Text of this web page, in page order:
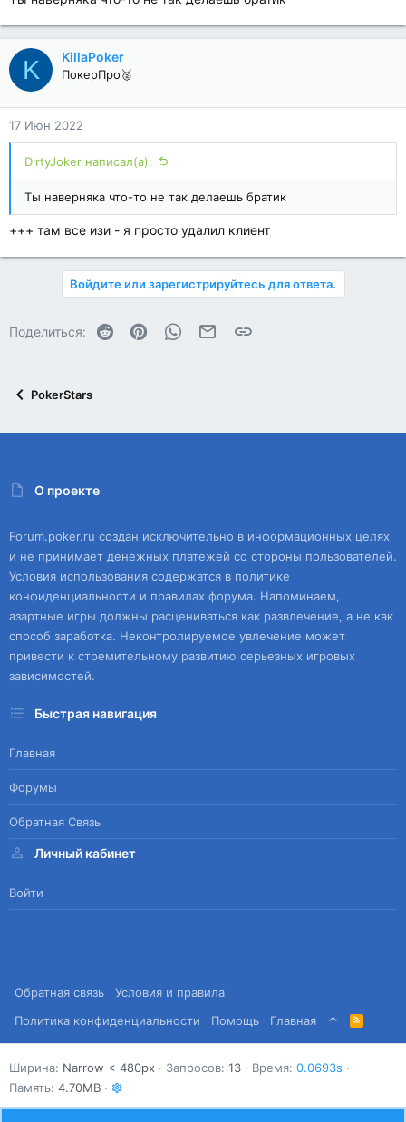
K KillaPoker
ПокерПро🥈
17 Июн 2022
DirtyJoker написал(а):
Ты наверняка что-то не так делаешь братик
+++ там все изи - я просто удалил клиент
Войдите или зарегистрируйтесь для ответа.
Поделиться: Reddit PinterestWhatsAppЭлектронная почта
Ссылка
PokerStars
О проекте
Forum.poker.ru создан исключительно в информационных целях
и не принимает денежных платежей со стороны пользователей.
Условия использования содержатся в политике
конфиденциальности и правилах форума. Напоминаем,
азартные игры должны расцениваться как развлечение, а не как
способ заработка. Неконтролируемое увлечение может
привести к стремительному развитию серьезных игровых
зависимостей.
Быстрая навигация
Главная
Форумы
Обратная Связь
Личный кабинет
Войти
Обратная связь
Условия и правила
Политика конфиденциальности
Помощь Главная
R
S
S
Ширина Запросов 13 Время 0.0693s
Память 4.70MB